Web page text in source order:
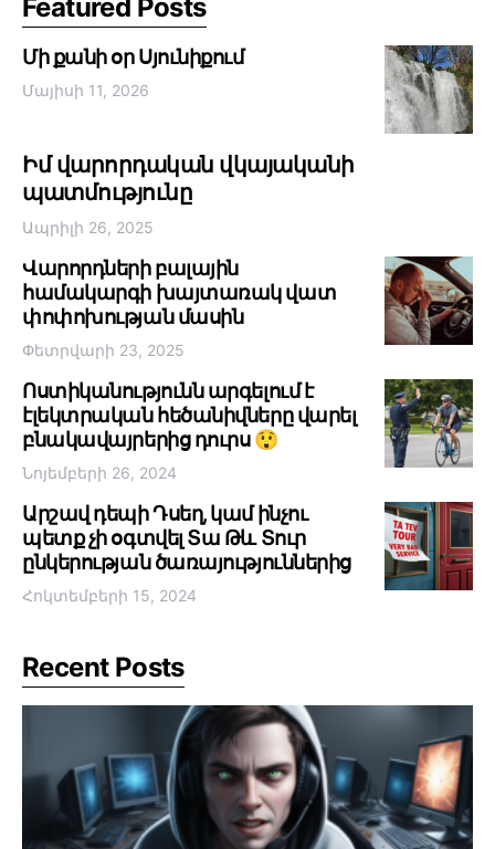
Featured Posts
Մի քանի օր Սյունիքում
Մայիսի 11, 2026
Իմ վարորդական վկայականի
պատմությունը
Ապրիլի 26, 2025
Վարորդների բալային
համակարգի խայտառակ վատ
փոփոխության մասին
Փետրվարի 23, 2025
Ոստիկանությունն արգելում է
էլեկտրական հեծանիվները վարել
բնակավայրերից դուրս 😲
Նոյեմբերի 26, 2024
Արշավ դեպի Դսեղ, կամ ինչու
պետք չի օգտվել Տա Թև Տուր
ընկերության ծառայություններից
Հոկտեմբերի 15, 2024
Recent Posts